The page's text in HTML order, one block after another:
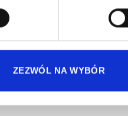
ZEZWÓL NA WYBÓR
+ dwie sprężyny gazowe
od ręki.